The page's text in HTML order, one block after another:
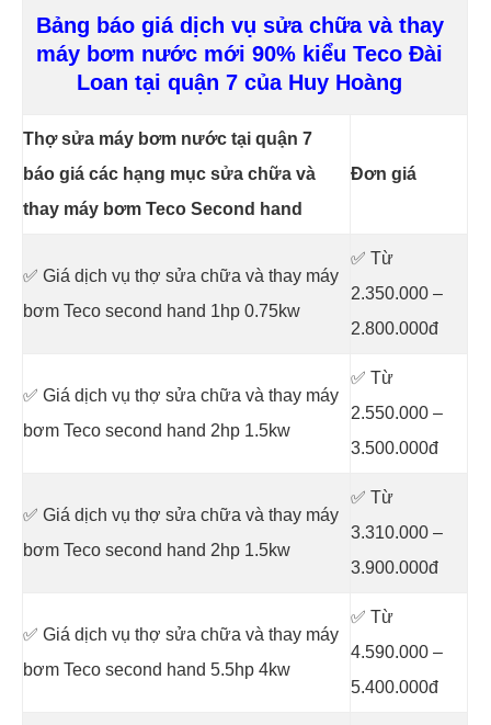
Bảng báo giá dịch vụ sửa chữa và thay
máy bơm nước mới 90% kiểu Teco Đài
Loan tại quận 7 của Huy Hoàng
Thợ sửa máy bơm nước tại quận 7
báo giá các hạng mục sửa chữa và
thay máy bơm Teco Second hand
Đơn giá
✅ Giá dịch vụ thợ sửa chữa và thay máy
bơm Teco second hand 1hp 0.75kw
✅ Từ
2.350.000 –
2.800.000đ
✅ Giá dịch vụ thợ sửa chữa và thay máy
bơm Teco second hand 2hp 1.5kw
✅ Từ
2.550.000 –
3.500.000đ
✅ Giá dịch vụ thợ sửa chữa và thay máy
bơm Teco second hand 2hp 1.5kw
✅ Từ
3.310.000 –
3.900.000đ
✅ Giá dịch vụ thợ sửa chữa và thay máy
bơm Teco second hand 5.5hp 4kw
✅ Từ
4.590.000 –
5.400.000đ